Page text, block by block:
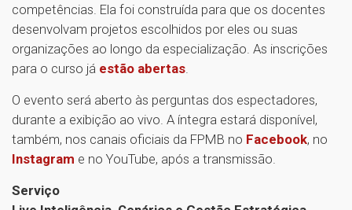
competências. Ela foi construída para que os docentes
desenvolvam projetos escolhidos por eles ou suas
organizações ao longo da especialização. As inscrições
para o curso já estão abertas
O evento será aberto às perguntas dos espectadores,
durante a exibição ao vivo. A íntegra estará disponível,
também, nos canais oficiais da FPMB no Facebook, no
Instagram e no YouTube, após a transmissão.
Serviço